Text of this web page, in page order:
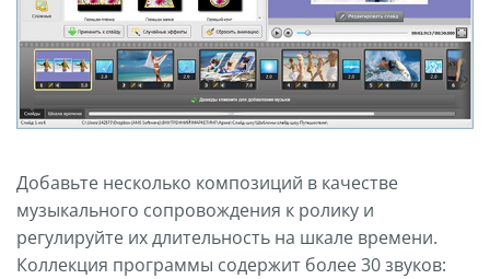
Добавьте несколько композиций в качестве
музыкального сопровождения к ролику и
регулируйте их длительность на шкале времени.
Коллекция программы содержит более 30 звуков: